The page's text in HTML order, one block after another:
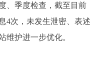
、季度检查，截至目前
4次，未发生泄密、表述
维护进一步优化。